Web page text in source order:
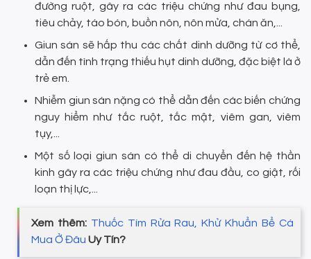
đường ruột, gây ra các triệu chứng như đau bụng,
tiêu chảy, táo bón, buồn nôn, nôn mửa, chán ăn,...
Giun sán sẽ hấp thu các chất dinh dưỡng từ cơ thể,
dẫn đến tình trạng thiếu hụt dinh dưỡng, đặc biệt là ở
trẻ em.
Nhiễm giun sán nặng có thể dẫn đến các biến chứng
nguy hiểm như tắc ruột, tắc mật, viêm gan, viêm
tụy,...
Một số loại giun sán có thể di chuyển đến hệ thần
kinh gây ra các triệu chứng như đau đầu, co giật, rối
loạn thị lực,...
Xem thêm: Thuốc Tím Rửa Rau, Khử Khuẩn Bể Cá
Mua Ở Đâu Uy Tín?